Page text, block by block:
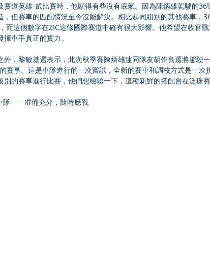
賽道英雄-貳比賽時，他顯得有些沒有底氣。因為陳炳雄駕駛的36
，但賽車的匹配情況至今沒能解決。相比起同組別的其他賽車，
而這個數字在ZIC這條國際賽道中確有很大影響。他希望在收官
揮車手真正的實力。
外，黎敏基還表示，此次秋季賽陳炳雄連同隊友胡作良還將駕駛
賽事。這是車隊進行的一次嘗試，全新的賽車和調校方式是一次
別的賽車進行比賽，他們想檢驗一下，這種新鮮的搭配會在泛珠
隊——准備充分，隨時應戰